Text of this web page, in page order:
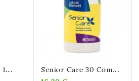
A
Nima Strath Pasta 125 Gr S
Enior Care 30 Comprimidos